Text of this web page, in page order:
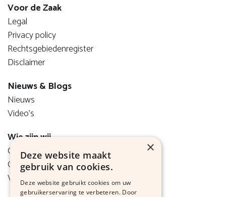
Voor de Zaak
Legal
Privacy policy
Rechtsgebiedenregister
Disclaimer
Nieuws & Blogs
Nieuws
Video's
Wie zijn wij
Onze visie
Ons team
Vacatures
×
Deze website maakt
gebruik van cookies.
Deze website gebruikt cookies om uw
gebruikerservaring te verbeteren. Door